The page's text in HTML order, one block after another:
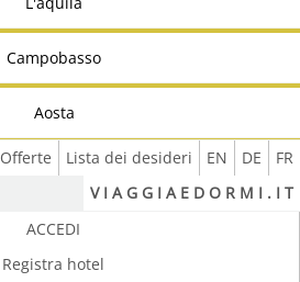
Campobasso
Aosta
FR
DE
EN
Lista dei desideri
Offerte
V I A G G I A E D O R M I . I T
ACCEDI
Registra hotel